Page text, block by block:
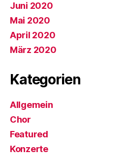
Juni 2020
Mai 2020
April 2020
März 2020
Kategorien
Allgemein
Chor
Featured
Konzerte